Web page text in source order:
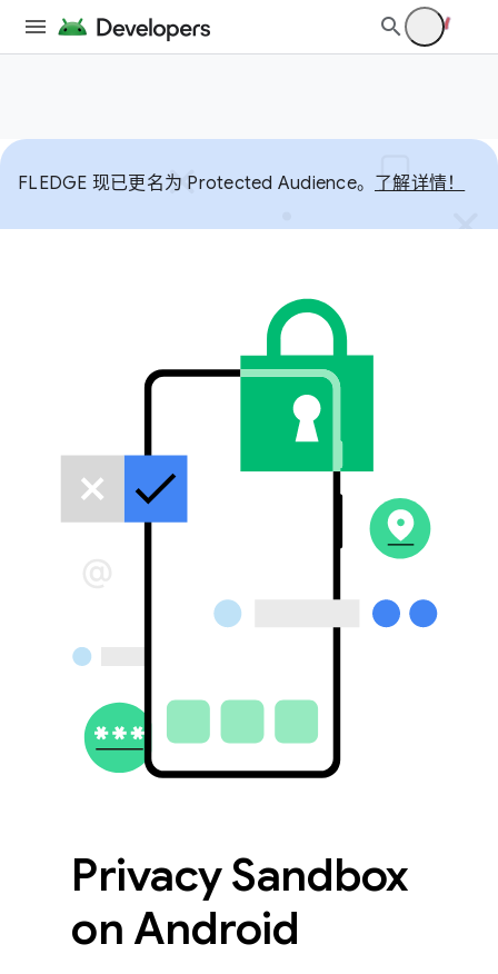
FLEDGE 现已更名为 Protected Audience。 了解详情！
Privacy Sandbox
on Android